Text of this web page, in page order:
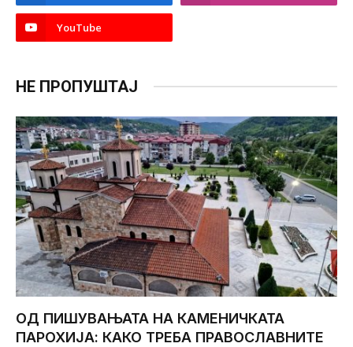
YouTube
НЕ ПРОПУШТАЈ
ОД ПИШУВАЊАТА НА КАМЕНИЧКАТА
ПАРОХИЈА: КАКО ТРЕБА ПРАВОСЛАВНИТЕ